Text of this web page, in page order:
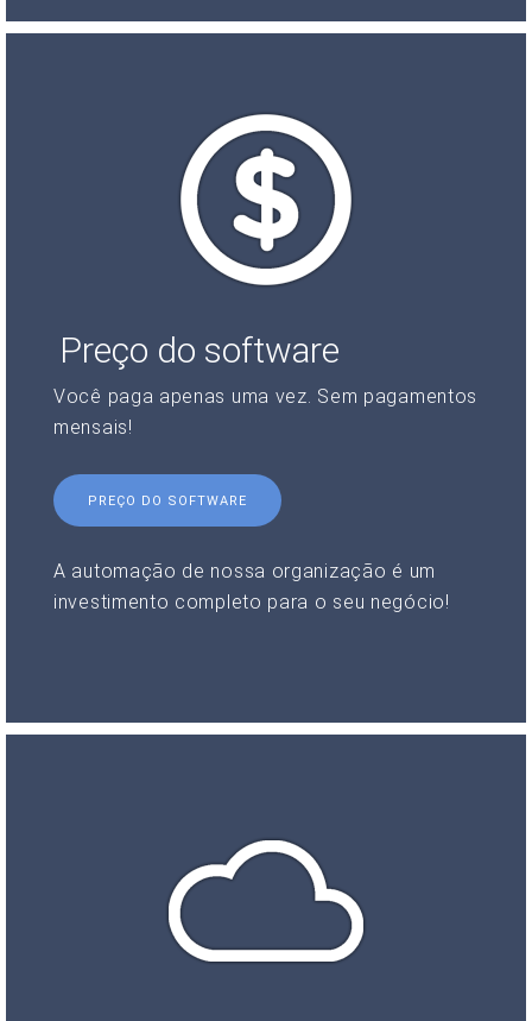
Preço do software
Você paga apenas uma vez. Sem pagamentos
mensais!
PREÇO DO SOFTWARE
A automação de nossa organização é um
investimento completo para o seu negócio!